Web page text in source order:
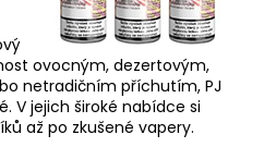
ovocným, dezertovým,
netradičním příchutím, PJ
V jejich široké nabídce si
až po zkušené vapery.